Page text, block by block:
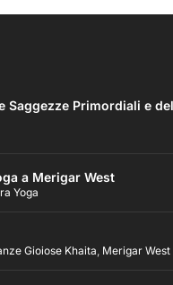
Saggezze Primordiali e
a Merigar West
Yoga
Gioiose Khaita, Merigar West